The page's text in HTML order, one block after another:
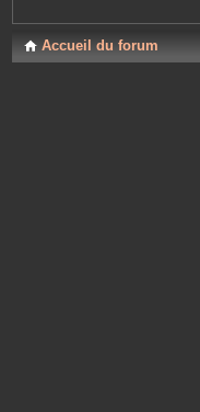
Accueil du forum